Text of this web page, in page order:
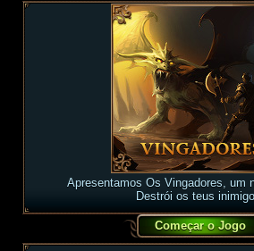
Apresentamos Os Vingadores, um
Destrói os teus